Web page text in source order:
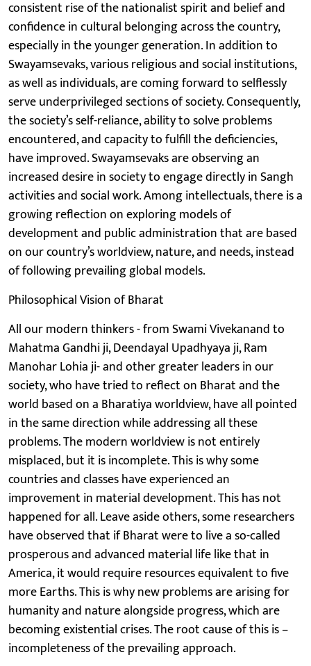
consistent rise of the nationalist spirit and belief and
confidence in cultural belonging across the country,
especially in the younger generation. In addition to
Swayamsevaks, various religious and social institutions,
as well as individuals, are coming forward to selflessly
serve underprivileged sections of society. Consequently,
the society’s self-reliance, ability to solve problems
encountered, and capacity to fulfill the deficiencies,
have improved. Swayamsevaks are observing an
increased desire in society to engage directly in Sangh
activities and social work. Among intellectuals, there is a
growing reflection on exploring models of
development and public administration that are based
on our country’s worldview, nature, and needs, instead
of following prevailing global models.
Philosophical Vision of Bharat
All our modern thinkers - from Swami Vivekanand to
Mahatma Gandhi ji, Deendayal Upadhyaya ji, Ram
Manohar Lohia ji- and other greater leaders in our
society, who have tried to reflect on Bharat and the
world based on a Bharatiya worldview, have all pointed
in the same direction while addressing all these
problems. The modern worldview is not entirely
misplaced, but it is incomplete. This is why some
countries and classes have experienced an
improvement in material development. This has not
happened for all. Leave aside others, some researchers
have observed that if Bharat were to live a so-called
prosperous and advanced material life like that in
America, it would require resources equivalent to five
more Earths. This is why new problems are arising for
humanity and nature alongside progress, which are
becoming existential crises. The root cause of this is –
incompleteness of the prevailing approach.